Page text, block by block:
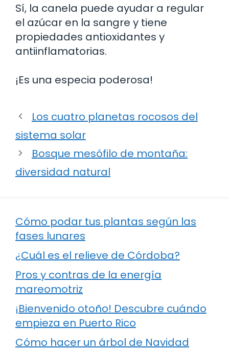
Sí, la canela puede ayudar a regular
el azúcar en la sangre y tiene
propiedades antioxidantes y
antiinflamatorias.
¡Es una especia poderosa!
Los cuatro planetas rocosos del
sistema solar
Bosque mesófilo de montaña:
diversidad natural
Cómo podar tus plantas según las
fases lunares
¿Cuál es el relieve de Córdoba?
Pros y contras de la energía
mareomotriz
¡Bienvenido otoño! Descubre cuándo
empieza en Puerto Rico
Cómo hacer un árbol de Navidad